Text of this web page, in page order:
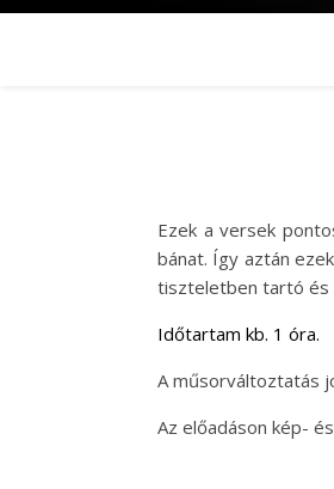
Ezek a versek
bánat. Így aztán
tiszteletben tartó és
Időtartam kb. 1 óra.
A műsorváltoztatás
Az előadáson kép-